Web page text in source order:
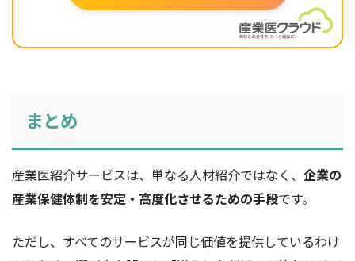
まとめ
産業医紹介サービスは、単なる人材紹介ではなく、 企業の
産業保健体制を安定・高度化させるための手段です。
ただし、すべてのサービスが同じ価値を提供しているわけ